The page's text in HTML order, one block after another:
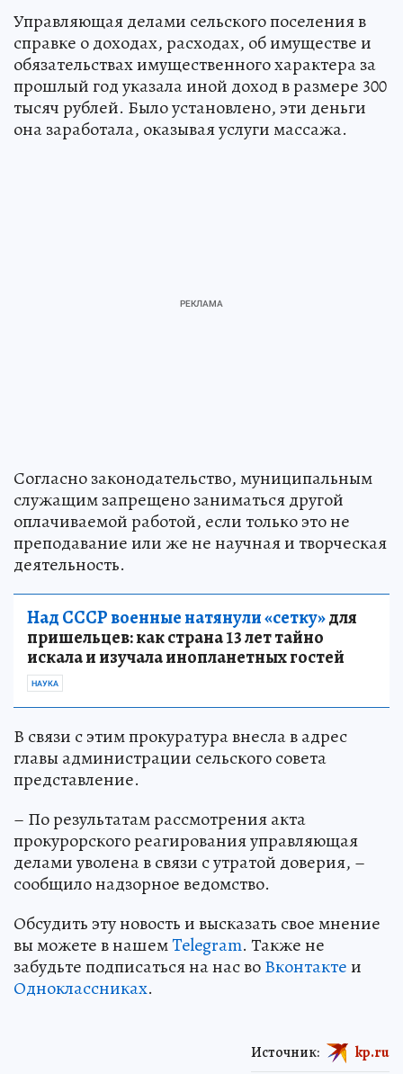
Управляющая делами сельского поселения в
справке о доходах, расходах, об имуществе и
обязательствах имущественного характера за
прошлый год указала иной доход в размере 300
тысяч рублей. Было установлено, эти деньги
она заработала, оказывая услуги массажа.
Согласно законодательство, муниципальным
служащим запрещено заниматься другой
оплачиваемой работой, если только это не
преподавание или же не научная и творческая
деятельность.
Над СССР военные натянули «сетку»для
пришельцев: как страна 13 лет тайно
искала и изучала инопланетных гостей
НАУКА
В связи с этим прокуратура внесла в адрес
главы администрации сельского совета
представление.
– По результатам рассмотрения акта
прокурорского реагирования управляющая
делами уволена в связи с утратой доверия, –
сообщило надзорное ведомство.
Обсудить эту новость и высказать свое мнение
вы можете в нашемTelegram. Также не
забудьте подписаться на нас воВконтактеи
Одноклассниках.
Источник: kp.ru